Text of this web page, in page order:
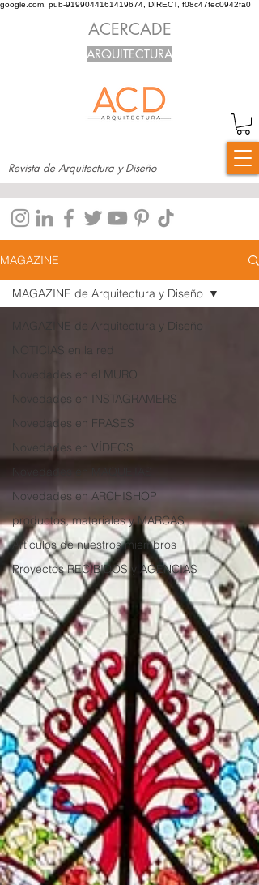
google.com, pub-9199044161419674, DIRECT, f08c47fec0942fa0
Revista de Arquitectura y Diseño
ACERCADE
ARQUITECTURA
MAGAZINE
MAGAZINE de Arquitectura y Diseño
NOTICIAS en la red
Novedades en el MURO
Novedades en INSTAGRAMERS
Novedades en FRASES
Novedades en VÍDEOS
Novedades en MAQUETAS
Novedades en ARCHISHOP
productos, materiales y MARCAS
Artículos de nuestros miembros
Proyectos RECIBIDOS y AGENCIAS
MAGAZINE de Arquitectura y Diseño